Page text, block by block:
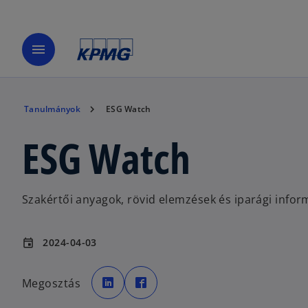
menu
Tanulmányok ESG Watch
ESG Watch
Szakértői anyagok, rövid elemzések és iparági
event 2024-04-03
Megosztás
o
p
e
n
p
e